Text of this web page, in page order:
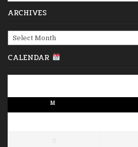
ARCHIVES
Archives
CALENDAR
M
3